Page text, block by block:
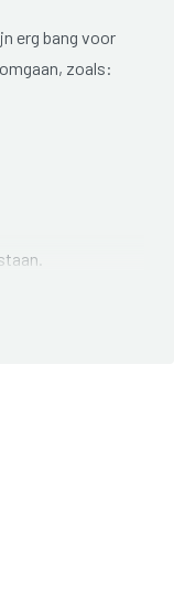
erg bang voor
zoals: